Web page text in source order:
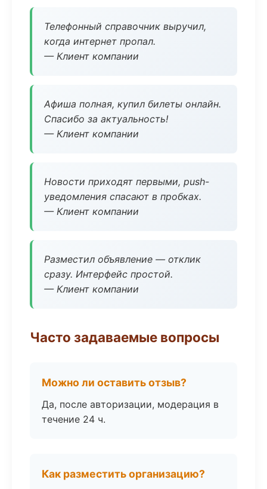
Телефонный справочник выручил,
когда интернет пропал.
— Клиент компании
Афиша полная, купил билеты онлайн.
Спасибо за актуальность!
— Клиент компании
Новости приходят первыми, push-
уведомления спасают в пробках.
— Клиент компании
Разместил объявление — отклик
сразу. Интерфейс простой.
— Клиент компании
Часто задаваемые вопросы
Можно ли оставить отзыв?
Да, после авторизации, модерация в
течение 24 ч.
Как разместить организацию?